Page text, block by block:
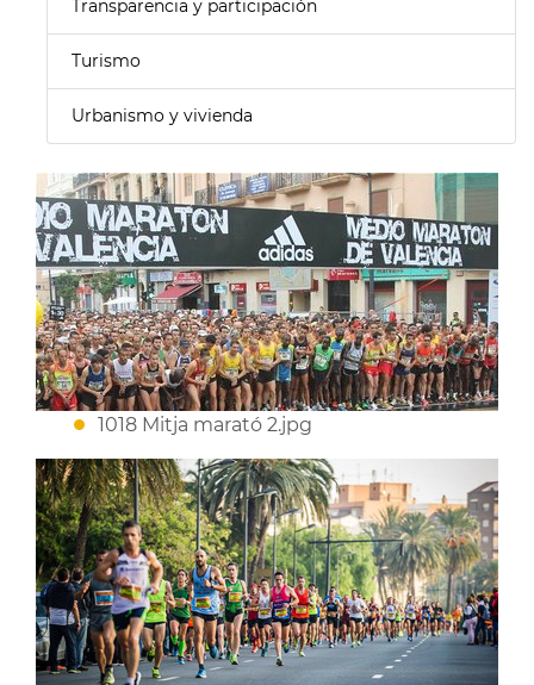
Transparencia y participación
Turismo
Urbanismo y vivienda
1018 Mitja marató 2.jpg